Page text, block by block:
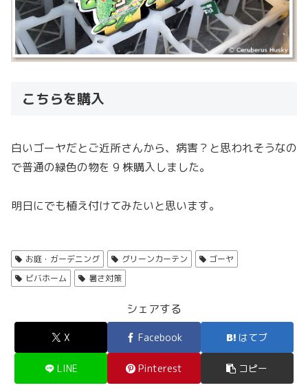
こちらを購入
白いゴーヤだとご近所さんから、病害？と思われそうなの
で普通の緑色の物を 9 株購入しました。
明日にでも植え付けてみたいと思います。
お庭・ガーデニング グリーンカーテン
ゴーヤ
ビバホーム
暑さ対策
シェアする
X Facebook はてブ
LINE Pinterest コピー